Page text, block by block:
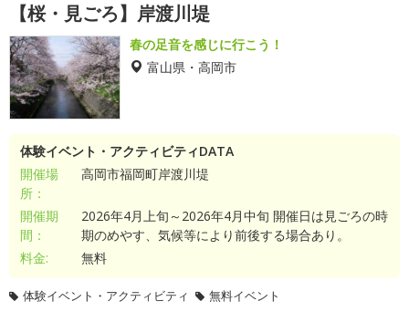
【桜・見ごろ】岸渡川堤
春の足音を感じに行こう！
富山県・高岡市
体験イベント・アクティビティDATA
開催場
所：
高岡市福岡町岸渡川堤
開催期
間：
2026年4月上旬～2026年4月中旬 開催日は見ごろの時
期のめやす、気候等により前後する場合あり。
料金:
無料
体験イベント・アクティビティ 無料イベント